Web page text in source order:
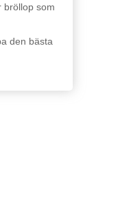
bröllop som
den bästa